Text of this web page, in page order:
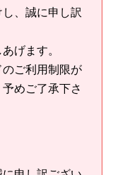
、誠に申し訳
げます。
ご利用制限が
めご了承下さ